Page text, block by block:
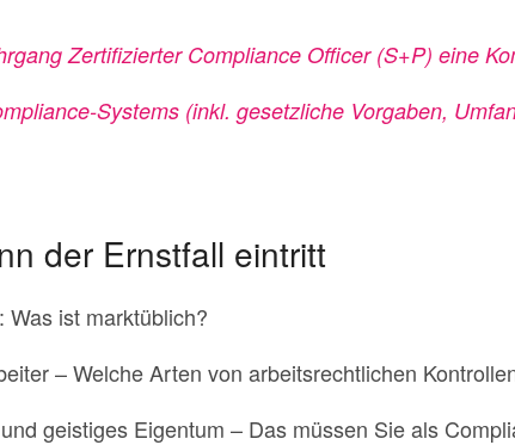
Zertifizierter Compliance Officer (S+P) eine
Systems (inkl. gesetzliche Vorgaben,
der Ernstfall eintritt
ist marktüblich?
– Welche Arten von arbeitsrechtlichen
geistiges Eigentum – Das müssen Sie als